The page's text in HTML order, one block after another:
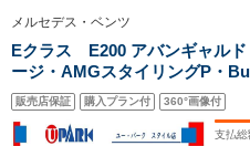
メルセデス・ベンツ
Eクラス E200 アバンギャル
ージ・AMGスタイリングP・
ナビTV・全周囲カメラ・
AMG19インチAW・レーダーセ
アバランスP
販売店保証 購入プラン付 360°画像付
支払総